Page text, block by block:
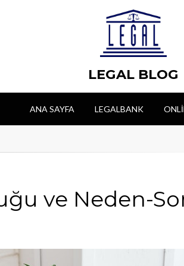
LEGAL BLOG
ANA SAYFA LEGALBANK
ve Neden-